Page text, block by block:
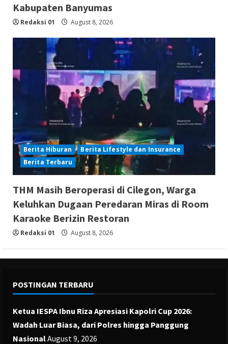
Kabupaten Banyumas
Redaksi 01 August 8, 2026
Berita Hiburan
Berita Lifestyle dan Insurance
Berita Terbaru
THM Masih Beroperasi di Cilegon, Warga
Keluhkan Dugaan Peredaran Miras di Room
Karaoke Berizin Restoran
Redaksi 01 August 8, 2026
POSTINGAN TERBARU
Ketua IESPA Ibnu Riza Apresiasi Kapolri Cup 2026:
Wadah Luar Biasa, dari Polres hingga Panggung
NasionalAugust 9, 2026